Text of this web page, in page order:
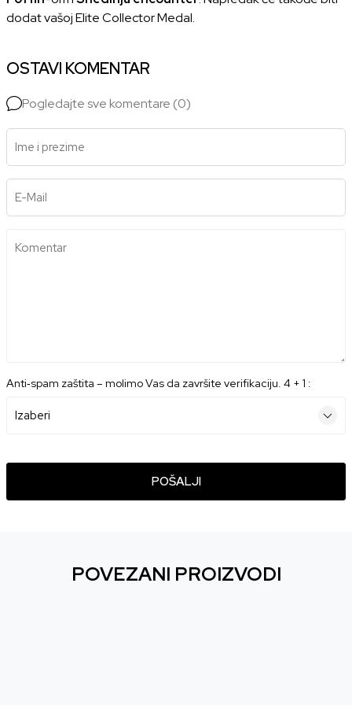
dodat vašojElite Collector Medal.
OSTAVI KOMENTAR
Pogledajte sve komentare (0)
Ime i prezime
E-Mail
Komentar
Anti‑spam zaštita – molimo Vas da završite verifikaciju. 4 + 1 :
POŠALJI
POVEZANI PROIZVODI